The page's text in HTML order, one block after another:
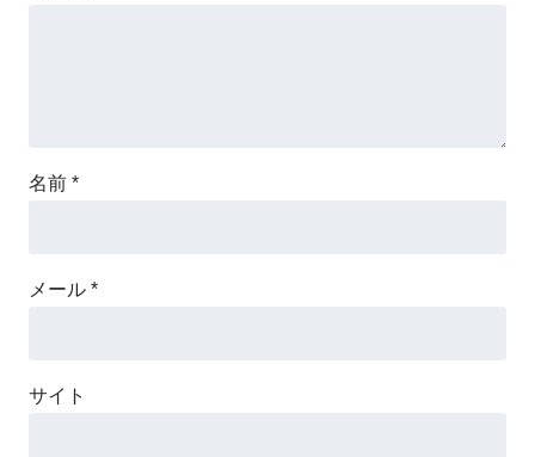
名前 *
メール *
サイト